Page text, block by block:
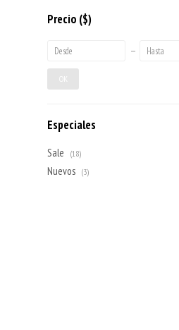
Precio ($)
OK
Especiales
Sale (18)
Nuevos (3)